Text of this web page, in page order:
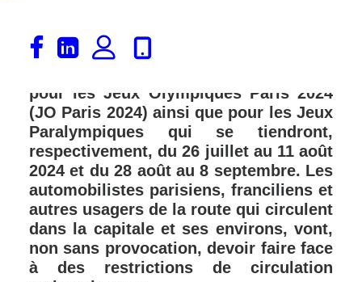
Le 29 novembre dernier, le préfet de
Police de Paris, Laurent Nuñez, a
pour les Jeux Olympiques Paris 2024
(JO Paris 2024) ainsi que pour les Jeux
Paralympiques qui se tiendront,
respectivement, du 26 juillet au 11 août
2024 et du 28 août au 8 septembre. Les
automobilistes parisiens, franciliens et
autres usagers de la route qui circulent
dans la capitale et ses environs, vont,
non sans provocation, devoir faire face
à des restrictions de circulation